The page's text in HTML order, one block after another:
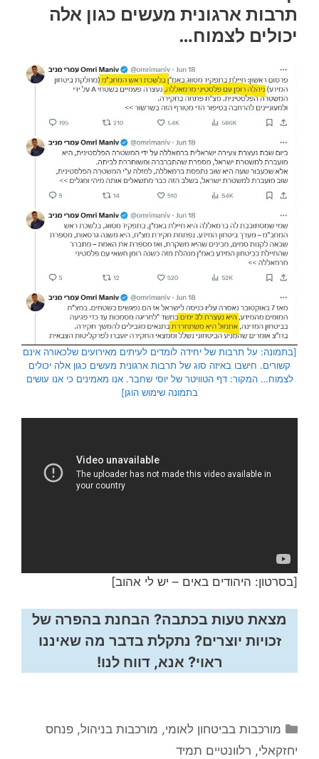
תרבות ארגונית מעשים כגון אלה
יכולים לצמוח…
[בתמונה: על תרבות של יחידה לומדים לעיתים מאירועים שלכאורה אינם
קשורים. חישבו באיזה סוג של תרבות ארגונית מעשים כגון אלה יכולים
לצמוח… המקור: דף הטוויטר של יוסי שחבר. אנו מאמינים כי אנו עושים
בתמונה שימוש הוגן]
[בסרטון: היהודים באים – יש לי אהוב]
מצאת טעות בכתבה? הבחנת בהפרה של
זכויות יוצרים? נתקלת בדבר מה שאיננו
ראוי? אנא, דווח לנו!
קטגוריות
מורכבות בביטחון לאומי, מורכבות בניהול,פנחס
יחזקאלי, רלוונטיים תמיד